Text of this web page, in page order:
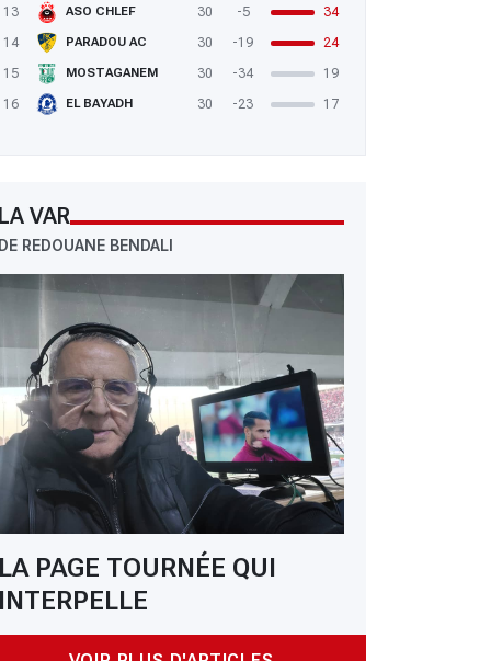
13
ASO CHLEF 30 -5
34
14
PARADOU AC 30 -19
24
15
MOSTAGANEM 30 -34
19
16
EL BAYADH 30 -23 17
LA VAR
DE REDOUANE BENDALI
LA PAGE TOURNÉE QUI
INTERPELLE